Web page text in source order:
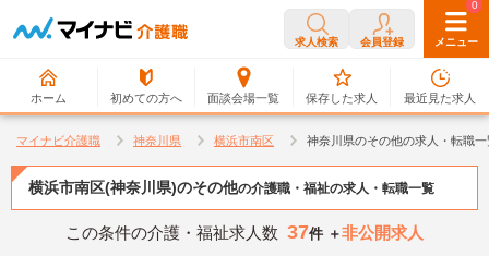
求人検索 会員登録 メニュー
ホーム 初めての方へ 面談会場一覧
0
保存した求人
0
最近見た求人
マイナビ介護職 神奈川県 横浜市南区 神奈川県のその他の求人・転職一
横浜市南区(神奈川県)のその他の介護職・福祉の求人・転職一覧
この条件の介護・福祉求人数 37件 ＋非公開求人